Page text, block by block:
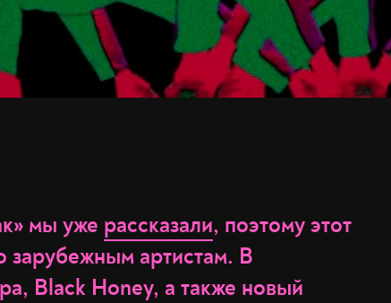
мы уже рассказали, поэтому этот
зарубежным артистам. В
Black Honey, а также новый